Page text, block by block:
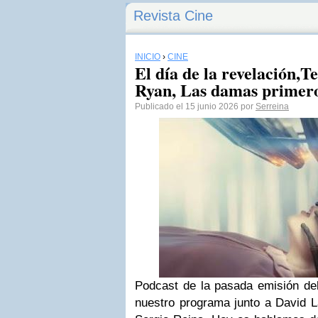
Revista Cine
INICIO › CINE
El día de la
Ryan, Las damas
Publicado el 15 junio 2026 por Serreina
Podcast de la pasada emisión
nuestro programa junto a David